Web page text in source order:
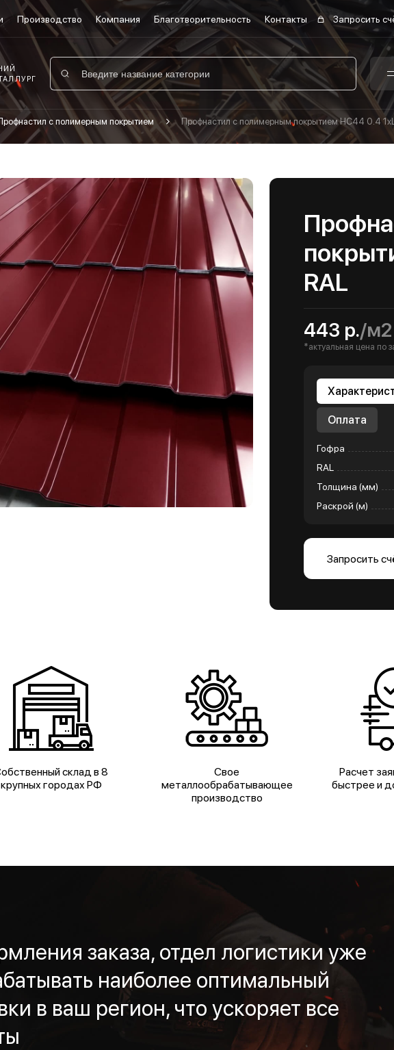
Производство Компания Благотворительность Контакты Запросить
с полимерным покрытием Профнастил с полимерным покрытием НС44 0.4
RAL
443 р./м2
*актуальная цена по
Оплата
Гофра
RAL
Толщина (мм)
Раскрой (м)
Запросить
склад в 8
крупных городах РФ
Свое
металлообрабатывающее
производство
Расчет
быстрее и
заказа, отдел логистики уже
наиболее оптимальный
в ваш регион, что ускоряет все